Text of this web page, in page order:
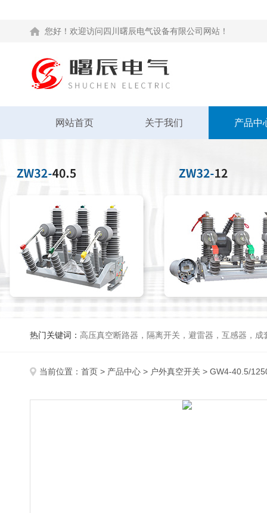
您好！欢迎访问四川曙辰电气设备有限公司网站！
网站首页 关于我们 产品中
热门关键词： 高压真空断路器，隔离开关，避雷器，互感器，成
当前位置： 首页 > 产品中心 > 户外真空开关 > GW4-40.5/